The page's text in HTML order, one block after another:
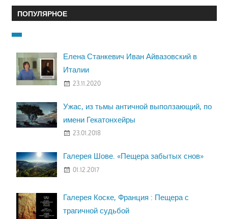
ПОПУЛЯРНОЕ
Елена Станкевич Иван Айвазовский в
Италии
23.11.2020
Ужас, из тьмы античной выползающий, по
имени Гекатонхейры
23.01.2018
Галерея Шове. «Пещера забытых снов»
01.12.2017
Галерея Коске, Франция : Пещера с
трагичной судьбой